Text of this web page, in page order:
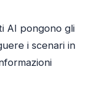
AI pongono gli
i scenari in